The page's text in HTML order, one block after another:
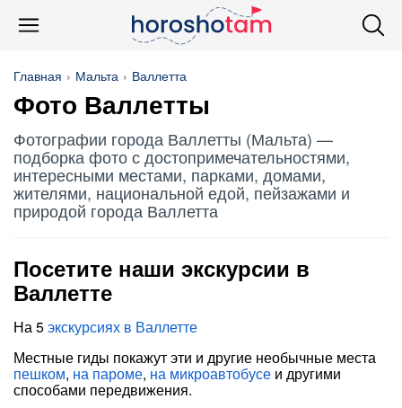
Главная Мальта Валлетта
Фото Валлетты
Фотографии города Валлетты (Мальта) —
подборка фото с достопримечательностями,
интересными местами, парками, домами,
жителями, национальной едой, пейзажами и
природой города Валлетта
Посетите наши экскурсии в
Валлетте
На 5экскурсиях в Валлетте
Местные гиды покажут эти и другие необычные места
пешком, на пароме, на микроавтобусе и другими
способами передвижения.